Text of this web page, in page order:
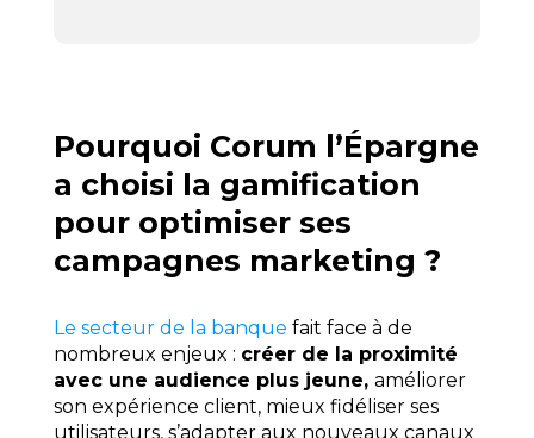
Pourquoi Corum l’Épargne
a choisi la gamification
pour optimiser ses
campagnes marketing ?
Le secteur de la banque fait face à de
nombreux enjeux : créer de la proximité
avec une audience plus jeune, améliorer
son expérience client, mieux fidéliser ses
utilisateurs, s’adapter aux nouveaux canaux